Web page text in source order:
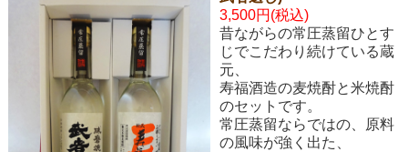
3,500円(税込)
昔ながらの常圧蒸留ひとす
じでこだわり続けている蔵
元、
寿福酒造の麦焼酎と米焼酎
のセットです。
常圧蒸留ならではの、原料
の風味が強く出た、